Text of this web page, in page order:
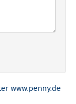
www.penny.de